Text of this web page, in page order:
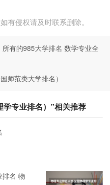
有侵权请及时联系删除。
有的985大学排名 数学专业全
师范类大学排名）
专业排名）”相关推荐
排名 物